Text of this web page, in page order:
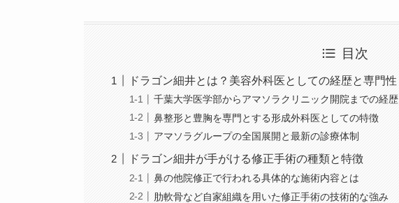
目次
ドラゴン細井とは？美容外科医としての経歴と専門性
千葉大学医学部からアマソラクリニック開院までの経歴
鼻整形と豊胸を専門とする形成外科医としての特徴
アマソラグループの全国展開と最新の診療体制
ドラゴン細井が手がける修正手術の種類と特徴
鼻の他院修正で行われる具体的な施術内容とは
肋軟骨など自家組織を用いた修正手術の技術的な強み